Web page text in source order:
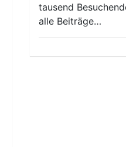
tausend
alle Beiträge…